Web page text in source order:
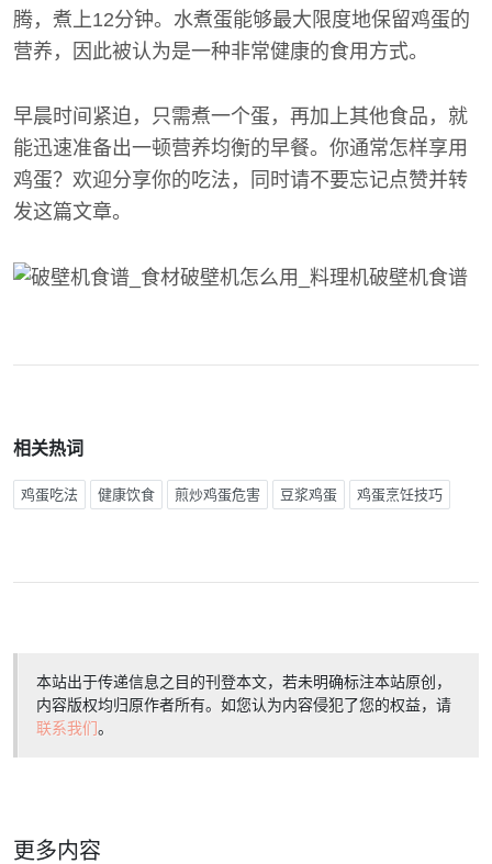
腾，煮上12分钟。水煮蛋能够最大限度地保留鸡蛋的
营养，因此被认为是一种非常健康的食用方式。
早晨时间紧迫，只需煮一个蛋，再加上其他食品，就
能迅速准备出一顿营养均衡的早餐。你通常怎样享用
鸡蛋？欢迎分享你的吃法，同时请不要忘记点赞并转
发这篇文章。
相关热词
鸡蛋吃法 健康饮食 煎炒鸡蛋危害 豆浆鸡蛋 鸡蛋烹饪技巧
本站出于传递信息之目的刊登本文，若未明确标注本站原创，
内容版权均归原作者所有。如您认为内容侵犯了您的权益，请
联系我们。
更多内容